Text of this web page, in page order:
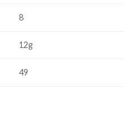
8
12g
49